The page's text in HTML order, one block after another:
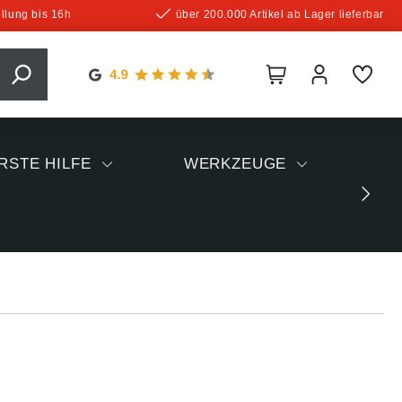
bis 16h über 200.000 Artikel ab Lager lieferbar
HILFE WERKZEUGE